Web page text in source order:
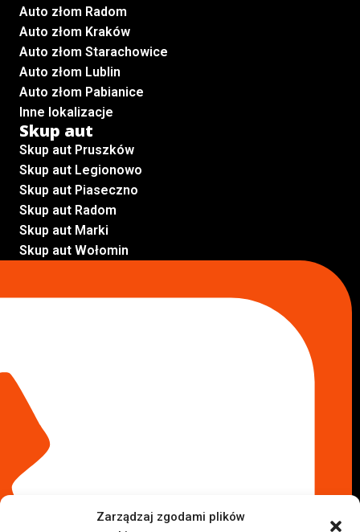
Zarządzaj zgodami plików
Auto złom Radom
Auto złom Kraków
Auto złom Starachowice
Auto złom Lublin
Auto złom Pabianice
Inne lokalizacje
Skup aut
Skup aut Pruszków
Skup aut Legionowo
Skup aut Piaseczno
Skup aut Radom
Skup aut Marki
Skup aut Wołomin
Komis samochodowy Kraków
Komis samochodowy Radom
Komis samochodowy Płock
Komis samochodowy Opole
Komis samochodowy Lublin
Inne Lokalizacje